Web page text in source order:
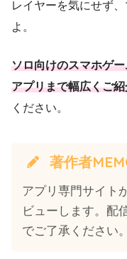
レイヤーを気にせず
よ。
ソロ向けのスマホゲ
アプリまで幅広くご紹
ください。
著作者
アプリ専門サイト
ビューします。配
でご了承ください。